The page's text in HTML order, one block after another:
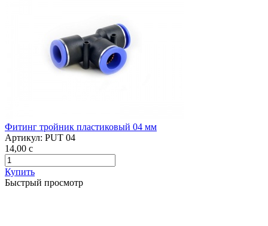
Фитинг тройник пластиковый 04 мм
Артикул: PUT 04
14,00 c
Купить
Быстрый просмотр